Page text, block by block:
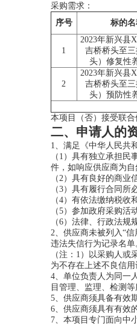
采购需求：
序号
标的
1
2023年新兴县
吉桥桥头至
头）修复性
2
2023年新兴县
吉桥桥头至
头）预防性
本项目（否）接受联合
二、申请人的
1、满足《中华人民共
（1）具有独立承担
件，如响应供应商为
（2）具有良好的商业
（3）具有履行合同所
（4）有依法缴纳税收
（5）参加政府采购活
（6）法律、行政法规
2、供应商未被列入“
违法失信行为记录名单
（注：1）以采购人
为不存在上述不良信
4、单位负责人为同一
目管理、监理、检测
5、供应商须具备有效
6、供应商须具有有效
7、本项目专门面向中